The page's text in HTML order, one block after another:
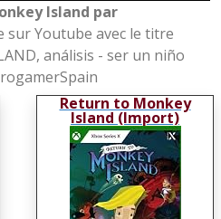
Island par
sur Youtube avec le titre
análisis - ser un niño
Return to Monkey
Island (Import)